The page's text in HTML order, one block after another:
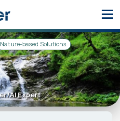
Nature-based Solutions
AI Expert